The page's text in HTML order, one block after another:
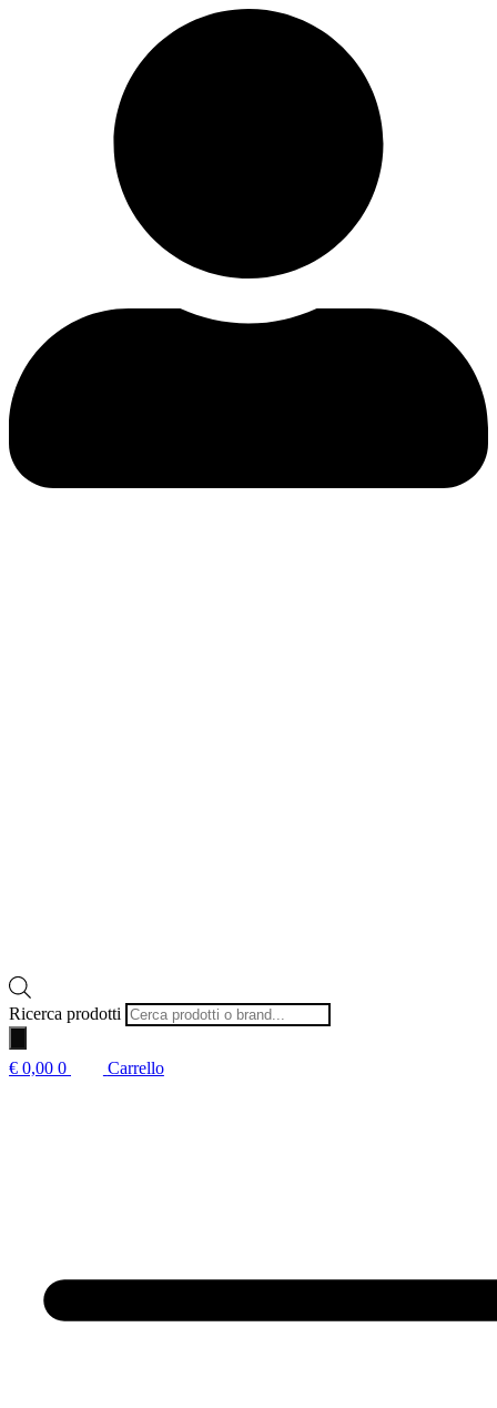
Ricerca prodotti
€ 0,00 0 Carrello